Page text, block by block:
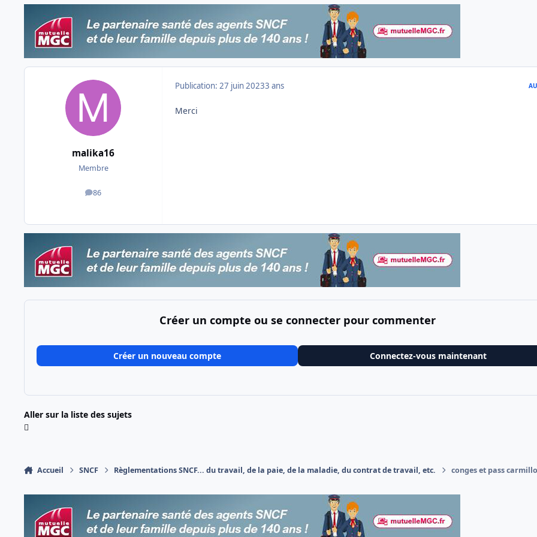
malika16
Membre
86
messages
Publication: 27 juin 20233 ans
Merci
Créer un compte ou se connecter pour commenter
Créer un nouveau compte Connectez-vous maintenant
Aller sur la liste des sujets
Accueil SNCF Règlementations SNCF... du travail, de la paie, de la maladie, du contrat de travail, etc. conges et pass